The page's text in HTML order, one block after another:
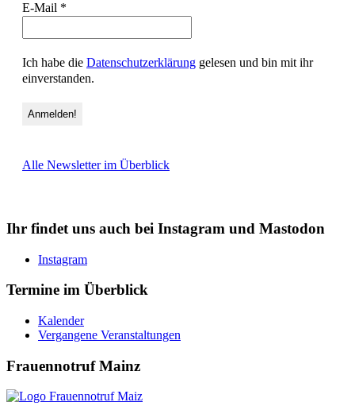
E-Mail *
Ich habe die Datenschutzerklärung gelesen und bin mit ihr
einverstanden.
Alle Newsletter im Überblick
Ihr findet uns auch bei Instagram und Mastodon
Instagram
Termine im Überblick
Kalender
Vergangene Veranstaltungen
Frauennotruf Mainz